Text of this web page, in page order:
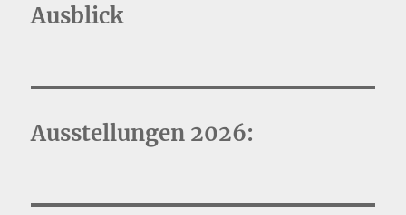
Ausblick
Ausstellungen 2026: